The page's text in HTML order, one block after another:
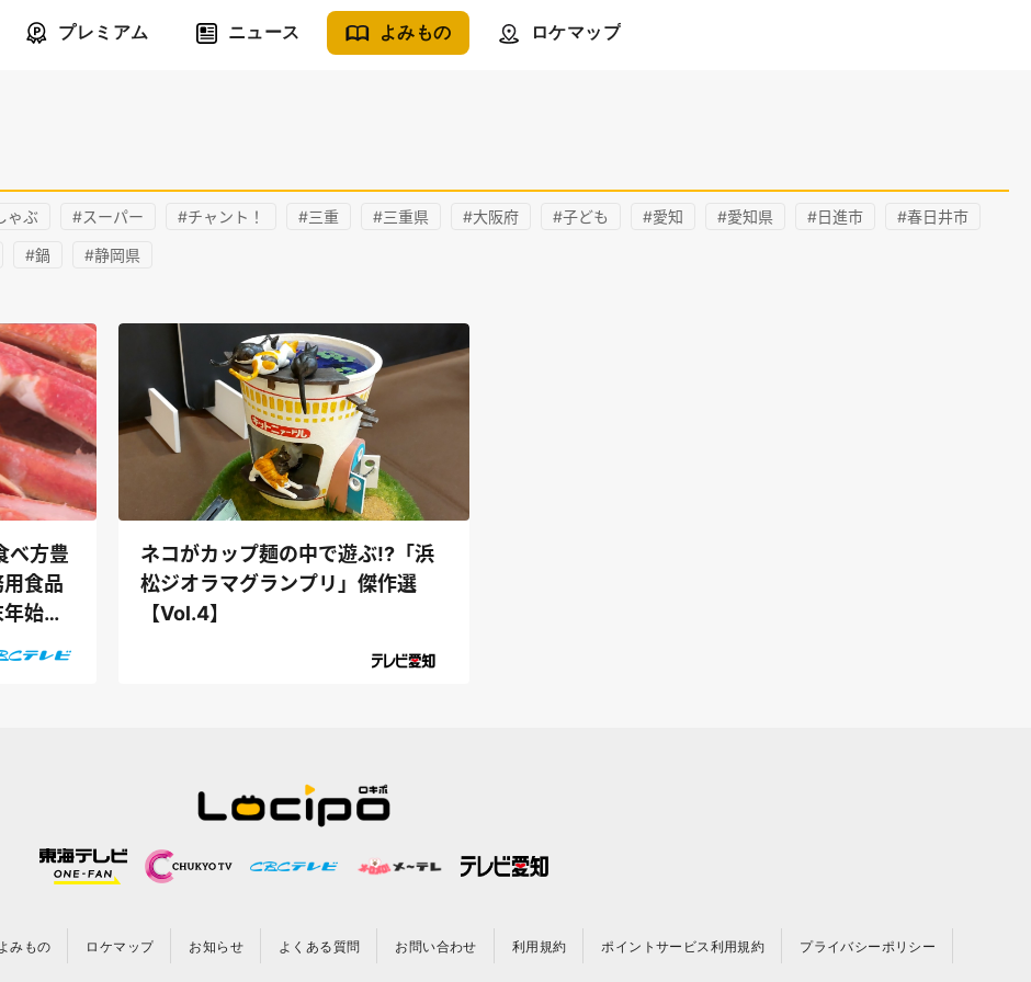
プレミアム ニュース よみもの ロケマップ
ゃぶ #スーパー #チャント！ #三重 #三重県 #大阪府 #子ども #愛知 #愛知県 #日進市 #春日井市
#鍋 #静岡県
べ方豊
食品
始に
ネコがカップ麺の中で遊ぶ!?「浜
松ジオラマグランプリ」傑作選
【Vol.4】
みもの ロケマップ お知らせ よくある質問 お問い合わせ 利用規約 ポイントサービス利用規約 プライバシーポリシー